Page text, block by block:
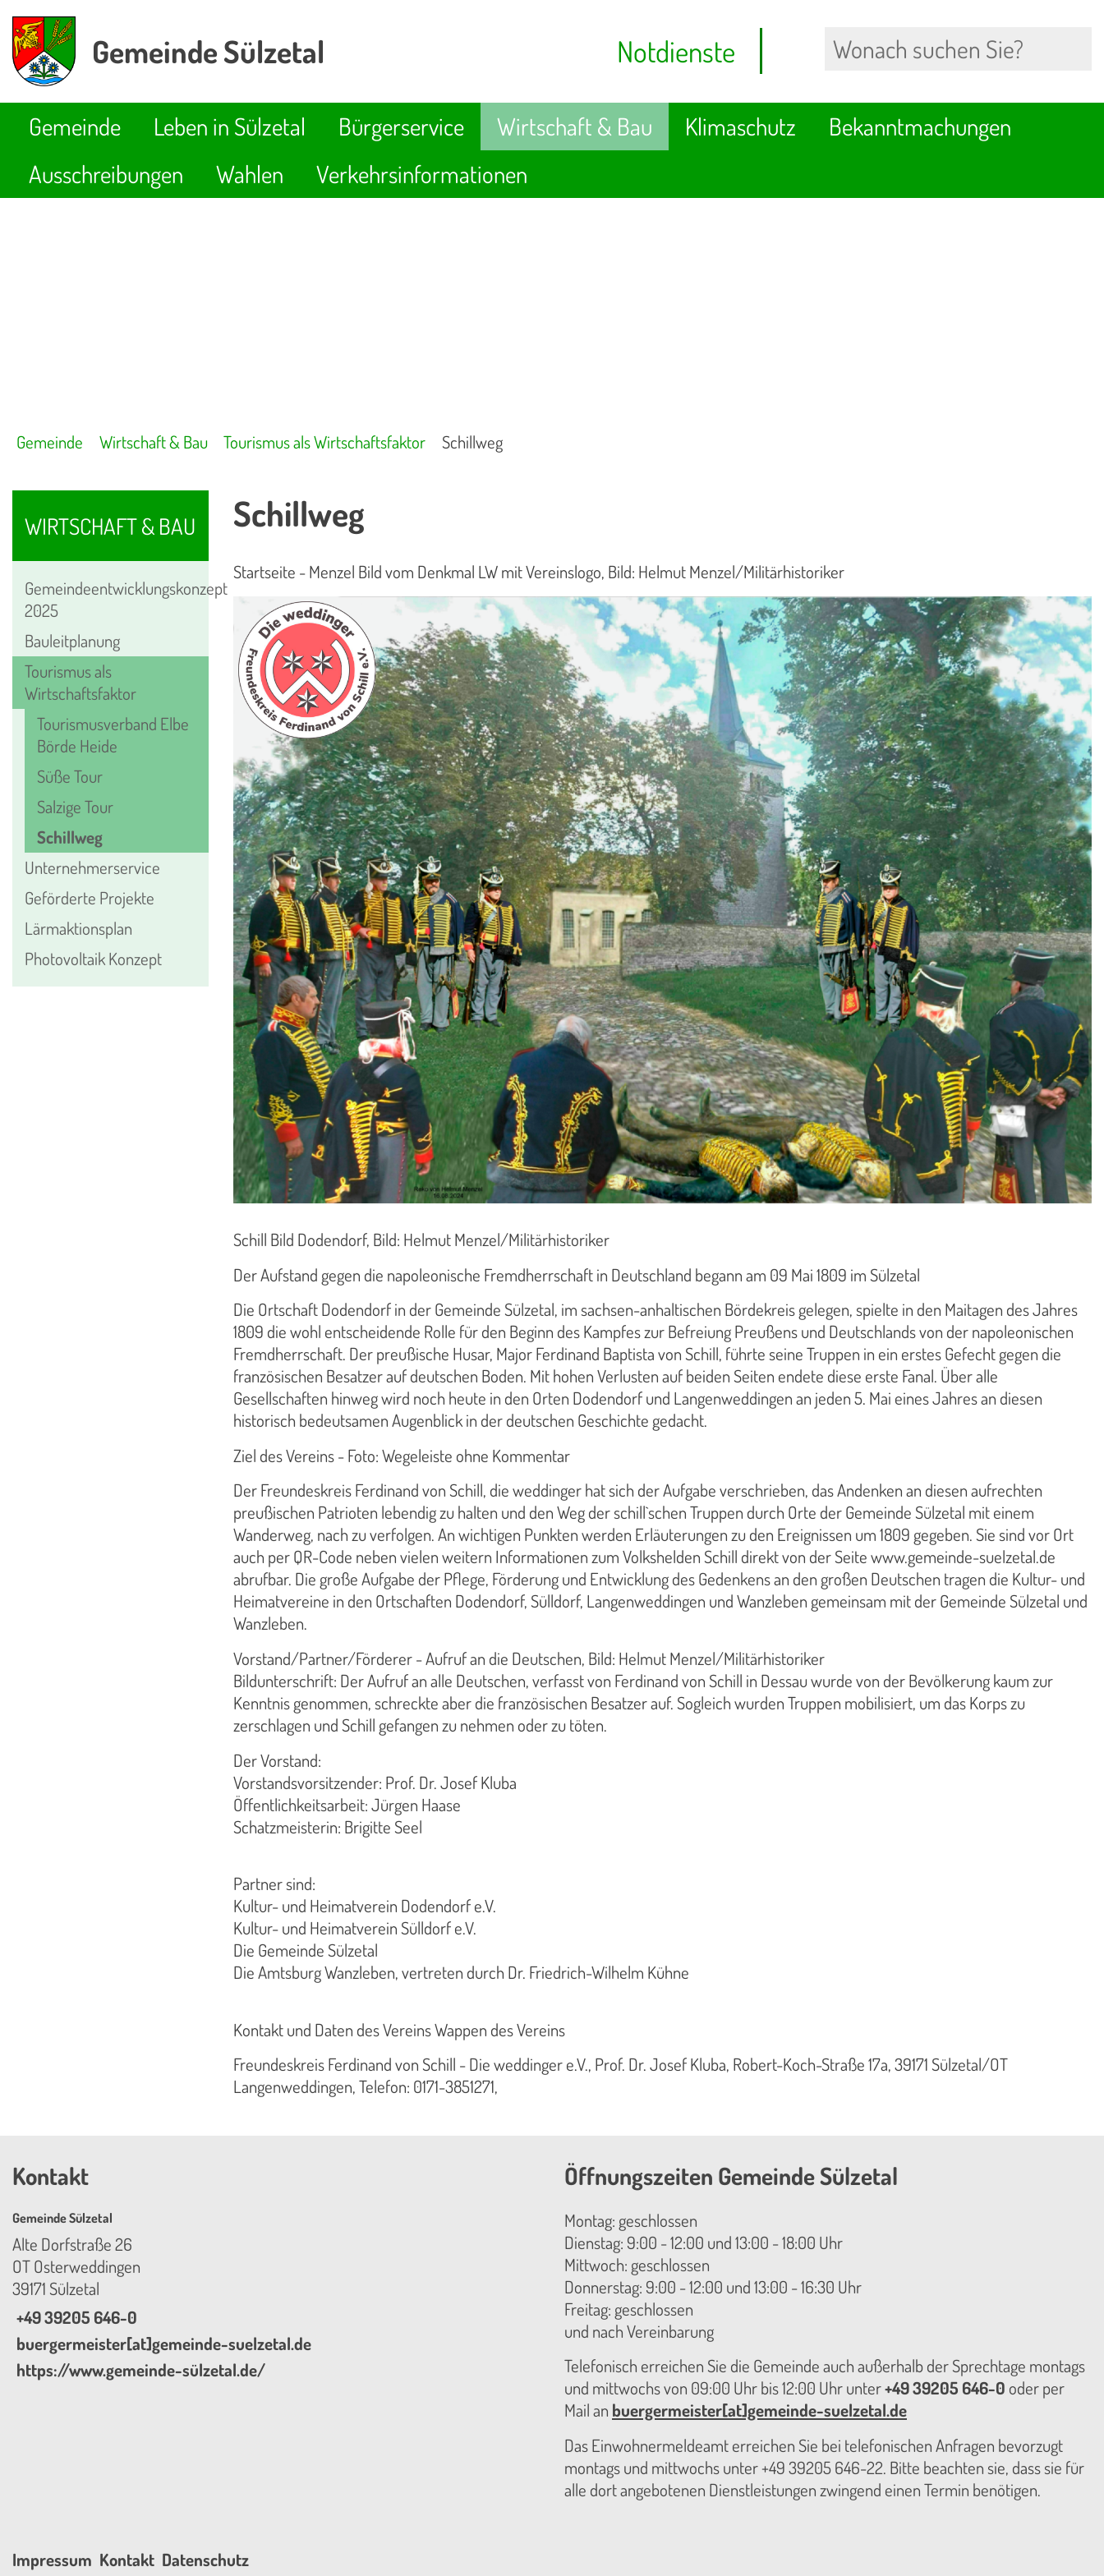
Gemeinde Sülzetal Notdienste
Gemeinde Leben in Sülzetal Bürgerservice Wirtschaft & Bau Klimaschutz
Bekanntmachungen
Ausschreibungen
Wahlen Verkehrsinformationen
Gemeinde Wirtschaft & Bau Tourismus als Wirtschaftsfaktor Schillweg
WIRTSCHAFT & BAU
Gemeindeentwicklungskonzept
2025
Bauleitplanung
Tourismus als
Wirtschaftsfaktor
Tourismusverband Elbe
Börde Heide
Süße Tour
Salzige Tour
Schillweg
Unternehmerservice
Geförderte Projekte
Lärmaktionsplan
Photovoltaik Konzept
Schillweg
Startseite - Menzel Bild vom Denkmal LW mit Vereinslogo, Bild: Helmut Menzel/Militärhistoriker
Schill Bild Dodendorf, Bild: Helmut Menzel/Militärhistoriker
Der Aufstand gegen die napoleonische Fremdherrschaft in Deutschland begann am 09 Mai 1809 im Sülzetal
Die Ortschaft Dodendorf in der Gemeinde Sülzetal, im sachsen-anhaltischen Bördekreis gelegen, spielte in den Maitagen des Jahres
1809 die wohl entscheidende Rolle für den Beginn des Kampfes zur Befreiung Preußens und Deutschlands von der napoleonischen
Fremdherrschaft. Der preußische Husar, Major Ferdinand Baptista von Schill, führte seine Truppen in ein erstes Gefecht gegen die
französischen Besatzer auf deutschen Boden. Mit hohen Verlusten auf beiden Seiten endete diese erste Fanal. Über alle
Gesellschaften hinweg wird noch heute in den Orten Dodendorf und Langenweddingen an jeden 5. Mai eines Jahres an diesen
historisch bedeutsamen Augenblick in der deutschen Geschichte gedacht.
Ziel des Vereins - Foto: Wegeleiste ohne Kommentar
Der Freundeskreis Ferdinand von Schill, die weddinger hat sich der Aufgabe verschrieben, das Andenken an diesen aufrechten
preußischen Patrioten lebendig zu halten und den Weg der schill`schen Truppen durch Orte der Gemeinde Sülzetal mit einem
Wanderweg, nach zu verfolgen. An wichtigen Punkten werden Erläuterungen zu den Ereignissen um 1809 gegeben. Sie sind vor Ort
auch per QR-Code neben vielen weitern Informationen zum Volkshelden Schill direkt von der Seite www.gemeinde-suelzetal.de
abrufbar. Die große Aufgabe der Pflege, Förderung und Entwicklung des Gedenkens an den großen Deutschen tragen die Kultur- und
Heimatvereine in den Ortschaften Dodendorf, Sülldorf, Langenweddingen und Wanzleben gemeinsam mit der Gemeinde Sülzetal und
Wanzleben.
Vorstand/Partner/Förderer - Aufruf an die Deutschen, Bild: Helmut Menzel/Militärhistoriker
Bildunterschrift: Der Aufruf an alle Deutschen, verfasst von Ferdinand von Schill in Dessau wurde von der Bevölkerung kaum zur
Kenntnis genommen, schreckte aber die französischen Besatzer auf. Sogleich wurden Truppen mobilisiert, um das Korps zu
zerschlagen und Schill gefangen zu nehmen oder zu töten.
Der Vorstand:
Vorstandsvorsitzender: Prof. Dr. Josef Kluba
Öffentlichkeitsarbeit: Jürgen Haase
Schatzmeisterin: Brigitte Seel
Partner sind:
Kultur- und Heimatverein Dodendorf e.V.
Kultur- und Heimatverein Sülldorf e.V.
Die Gemeinde Sülzetal
Die Amtsburg Wanzleben, vertreten durch Dr. Friedrich-Wilhelm Kühne
Kontakt und Daten des Vereins Wappen des Vereins
Freundeskreis Ferdinand von Schill - Die weddinger e.V., Prof. Dr. Josef Kluba, Robert-Koch-Straße 17a, 39171 Sülzetal/OT
Langenweddingen, Telefon: 0171-3851271,
Kontakt
Gemeinde Sülzetal
Alte Dorfstraße 26
OT Osterweddingen
39171 Sülzetal
+49 39205 646-0
buergermeister[at]gemeinde-suelzetal.de
https://www.gemeinde-sülzetal.de/
Öffnungszeiten Gemeinde Sülzetal
Montag: geschlossen
Dienstag: 9:00 - 12:00 und 13:00 - 18:00 Uhr
Mittwoch: geschlossen
Donnerstag: 9:00 - 12:00 und 13:00 - 16:30 Uhr
Freitag: geschlossen
und nach Vereinbarung
Telefonisch erreichen Sie die Gemeinde auch außerhalb der Sprechtage montags
und mittwochs von 09:00 Uhr bis 12:00 Uhr unter+49 39205 646-0 oder per
Mail an buergermeister[at]gemeinde-suelzetal.de
Das Einwohnermeldeamt erreichen Sie bei telefonischen Anfragen bevorzugt
montags und mittwochs unter +49 39205 646-22. Bitte beachten sie, dass sie für
alle dort angebotenen Dienstleistungen zwingend einen Termin benötigen.
Impressum Kontakt Datenschutz